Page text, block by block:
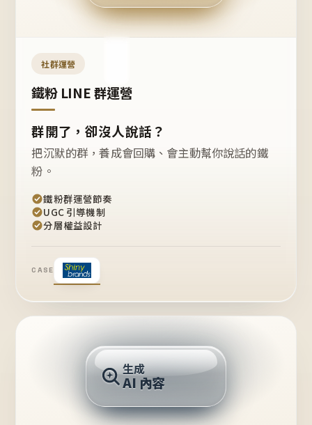
開團
嗎？
社群運營
鐵粉 LINE 群運營
群開了，卻沒人說話？
把沉默的群，養成會回購、會主動幫你說話的鐵
粉。
鐵粉群運營節奏
UGC 引導機制
分層權益設計
CASE
推薦的台灣品牌？
生成
AI 內容